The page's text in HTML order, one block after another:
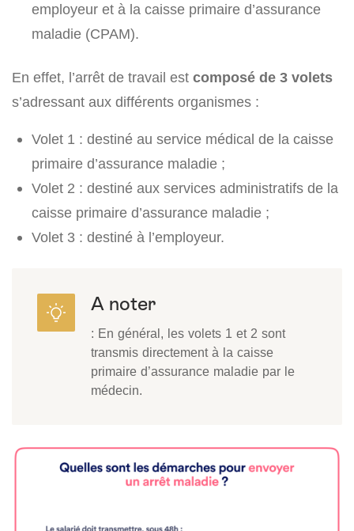
employeur et à la caisse primaire d’assurance
maladie (CPAM).
En effet, l’arrêt de travail est composé de 3 volets
s’adressant aux différents organismes :
Volet 1 : destiné au service médical de la caisse
primaire d’assurance maladie ;
Volet 2 : destiné aux services administratifs de la
caisse primaire d’assurance maladie ;
Volet 3 : destiné à l’employeur.
A noter
: En général, les volets 1 et 2 sont
transmis directement à la caisse
primaire d’assurance maladie par le
médecin.